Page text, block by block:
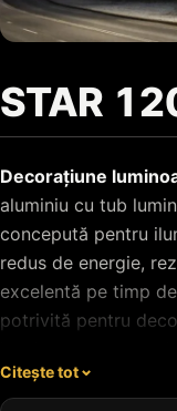
STAR
Decorațiune
aluminiu cu tub
concepută pentru
redus de energie,
excelentă pe timp
potrivită pentru
parcuri.
Citește tot